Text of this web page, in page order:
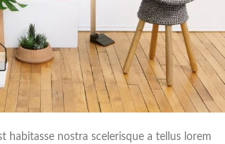
habitasse nostra scelerisque a tellus lorem